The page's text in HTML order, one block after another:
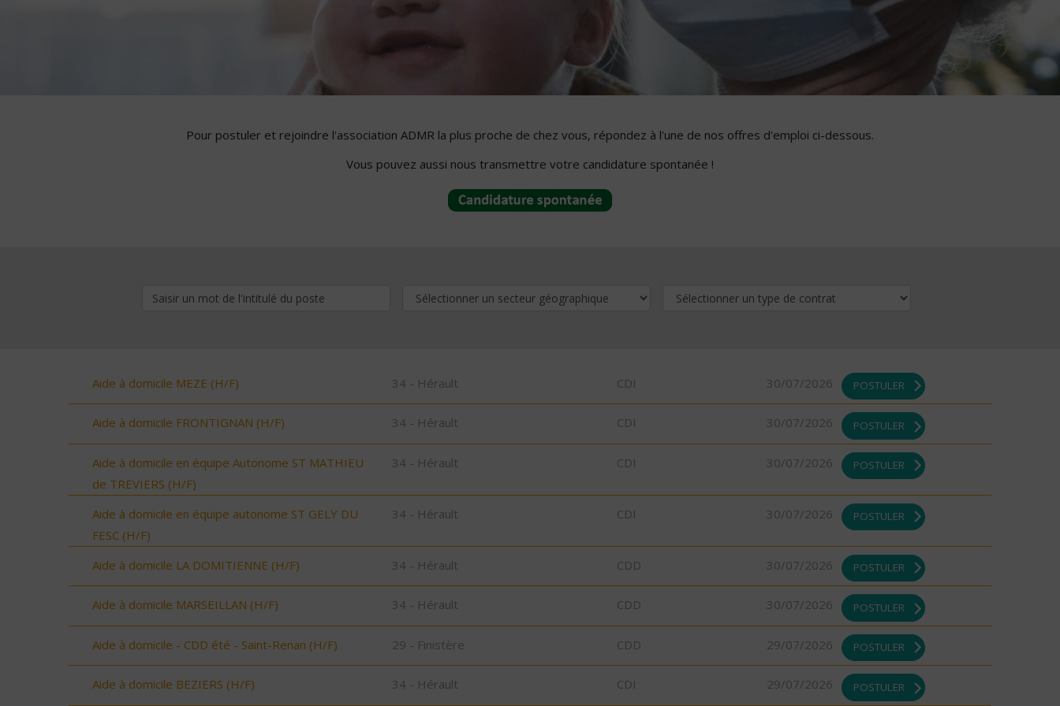
Pour postuler et rejoindre l'association ADMR la plus proche de chez vous, répondez à l'une de nos offres d'emploi ci-dessous.
Vous pouvez aussi nous transmettre votre candidature spontanée !
Aide à domicile MEZE (H/F) 34 - Hérault CDI 30/07/2026 POSTULER
Aide à domicile FRONTIGNAN (H/F) 34 - Hérault CDI 30/07/2026 POSTULER
Aide à domicile en équipe Autonome ST MATHIEU
de TREVIERS (H/F)
34 - Hérault CDI 30/07/2026 POSTULER
Aide à domicile en équipe autonome ST GELY DU
FESC (H/F)
34 - Hérault CDI 30/07/2026 POSTULER
Aide à domicile LA DOMITIENNE (H/F) 34 - Hérault CDD 30/07/2026 POSTULER
Aide à domicile MARSEILLAN (H/F) 34 - Hérault CDD 30/07/2026 POSTULER
Aide à domicile - CDD été - Saint-Renan (H/F) 29 - Finistère CDD 29/07/2026 POSTULER
Aide à domicile BEZIERS (H/F) 34 - Hérault CDI 29/07/2026 POSTULER